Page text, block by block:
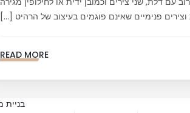
פנימיים שאינם פוגמים בעיצוב של הרהיט […]
READ MORE